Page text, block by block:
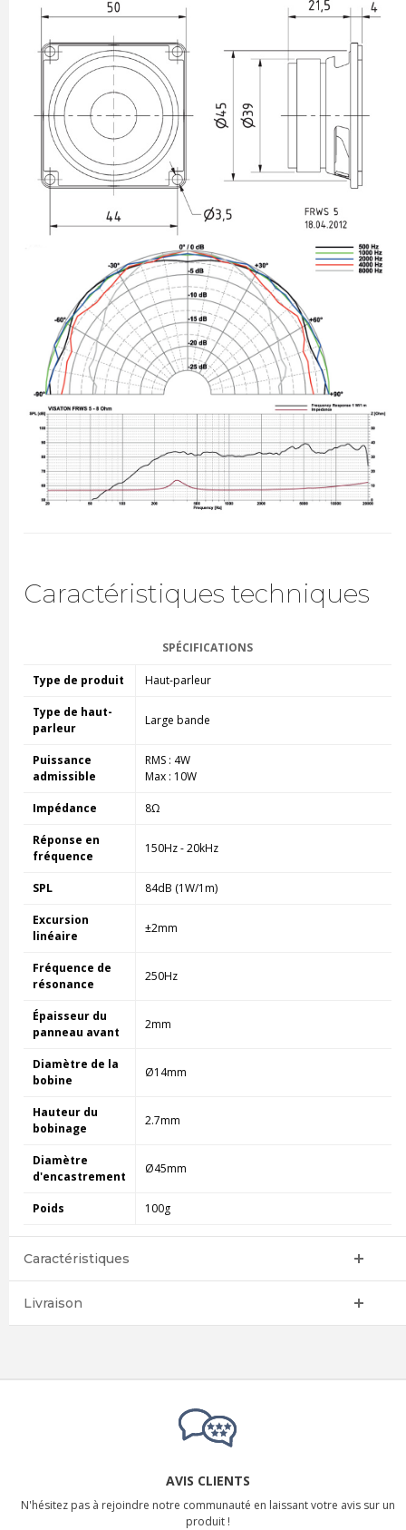
Caractéristiques techniques
SPÉCIFICATIONS
Type de produit Haut-parleur
Type de haut-
parleur
Large bande
Puissance
admissible
RMS : 4W
Max : 10W
Impédance 8Ω
Réponse en
fréquence
150Hz - 20kHz
SPL 84dB (1W/1m)
Excursion
linéaire
±2mm
Fréquence de
résonance
250Hz
Épaisseur du
panneau avant
2mm
Diamètre de la
bobine
Ø14mm
Hauteur du
bobinage
2.7mm
Diamètre
d'encastrement
Ø45mm
Poids 100g
Caractéristiques
Livraison
AVIS CLIENTS
N'hésitez pas à rejoindre notre communauté en laissant votre avis sur un
produit !